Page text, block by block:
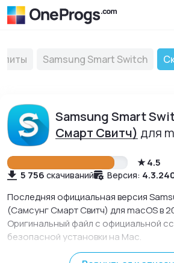
Samsung Smart Switch
Samsung Smart
Смарт Свитч) для
4.5
5 756 скачиваний Версия:
Последняя официальная версия
(Самсунг Смарт Свитч) для macOS в
Оригинальный файл с официальной
безопасной установки на Mac.
Утилита, с помощью которой можно